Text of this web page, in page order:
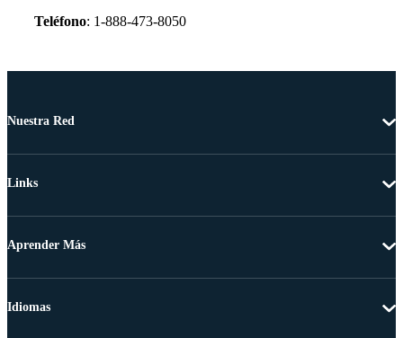
Teléfono: 1-888-473-8050
Nuestra Red
Links
Aprender Más
Idiomas